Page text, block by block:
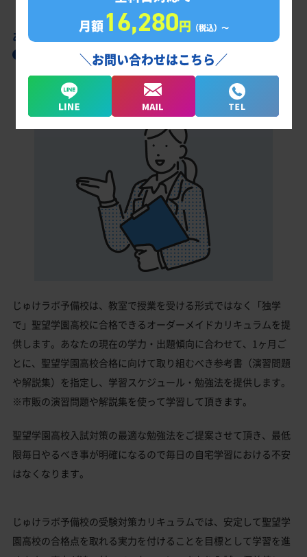
あなただけの学習計画だから成果が出る！
聖望学園高校合格に向けた受験対策カリキュ
ラム
じゅけラボ予備校は、教室で授業を受ける形式ではなく「独学
で」聖望学園高校に合格できるオーダーメイドカリキュラムを提
供します。あなたの現在の学力・出題傾向に合わせて、1ヶ月ご
とに、聖望学園高校合格に向けて取り組むべき参考書（演習問題
や解説集）を指定し、学習スケジュール・勉強法を提供します。
※市販の演習問題や解説集を使って学習して頂きます。
聖望学園高校入試対策の最適な勉強法をご提案させて頂き、最低
限毎日やるべき事が明確になるので毎日の自宅学習における不安
はなくなります。
じゅけラボ予備校の受験対策カリキュラムでは、安定して聖望学
園高校の合格点を取れる実力を付けることを目標として学習を進
月額16,280円 （税込）〜
＼お問い合わせはこちら／